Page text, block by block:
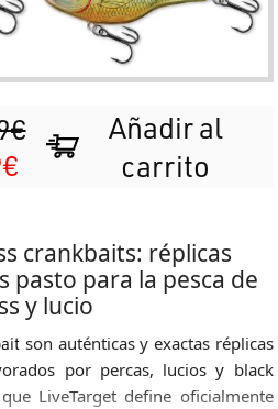
Añadir al
carrito
crankbaits: réplicas
pasto para la pesca de
y lucio
son auténticas y exactas réplicas
por percas, lucios y black
LiveTarget define oficialmente